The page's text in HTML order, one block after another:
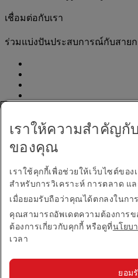
เชื่อมต่อกับเรา
ร่วมแบ่งปันประสบการณ์กับสายก
ประกาศการเข้าใช้งาน
ติดต่อเรา
นโยบายความเป็นส่วนตัว
เงื่อนไขและข้อกำหนด
นโยบายเกี่ยวกับคุกกี้
ความปลอดภัยทางไซเบอร์
เราให้ความสำคัญกั
ของคุณ
เราใช้คุกกี้เพื่อช่วยให้เว็บไซต์ขอ
สำหรับการวิเคราะห์ การตลาด
เมื่อยอมรับถือว่าคุณได้ตกลงในก
คุณสามารถอัพเดตความต้องการ
ต้องการเกี่ยวกับคุกกี้ หรือดูที่นโยบ
เวลา
ยอม